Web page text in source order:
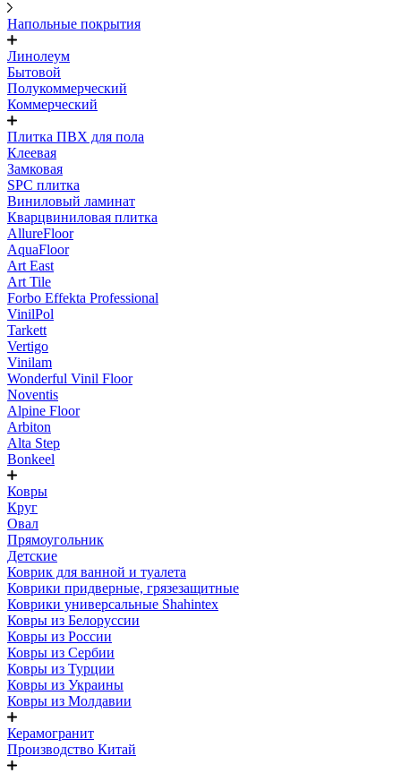
Напольные покрытия
Линолеум
Бытовой
Полукоммерческий
Коммерческий
Плитка ПВХ для пола
Клеевая
Замковая
SPC плитка
Виниловый ламинат
Кварцвиниловая плитка
AllureFloor
AquaFloor
Art East
Art Tile
Forbo Effekta Professional
VinilPol
Tarkett
Vertigo
Vinilam
Wonderful Vinil Floor
Noventis
Alpine Floor
Arbiton
Alta Step
Bonkeel
Ковры
Круг
Овал
Прямоугольник
Детские
Коврик для ванной и туалета
Коврики придверные, грязезащитные
Коврики универсальные Shahintex
Ковры из Белоруссии
Ковры из России
Ковры из Сербии
Ковры из Турции
Ковры из Украины
Ковры из Молдавии
Керамогранит
Производство Китай